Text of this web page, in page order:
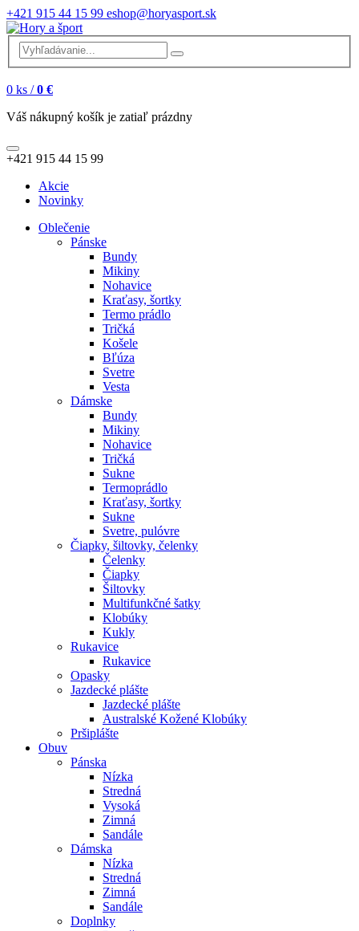
+421 915 44 15 99 eshop@horyasport.sk
0 ks / 0 €
Váš nákupný košík je zatiaľ prázdny
+421 915 44 15 99
Akcie
Novinky
Oblečenie
Pánske
Bundy
Mikiny
Nohavice
Kraťasy, šortky
Termo prádlo
Tričká
Košele
Bľúza
Svetre
Vesta
Dámske
Bundy
Mikiny
Nohavice
Tričká
Sukne
Termoprádlo
Kraťasy, šortky
Sukne
Svetre, pulóvre
Čiapky, šiltovky, čelenky
Čelenky
Čiapky
Šiltovky
Multifunkčné šatky
Klobúky
Kukly
Rukavice
Rukavice
Opasky
Jazdecké plášte
Jazdecké plášte
Australské Kožené Klobúky
Pršiplášte
Obuv
Pánska
Nízka
Stredná
Vysoká
Zimná
Sandále
Dámska
Nízka
Stredná
Zimná
Sandále
Doplnky